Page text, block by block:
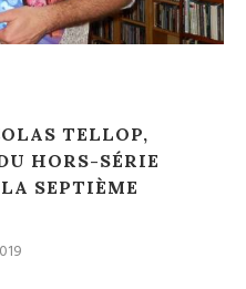
TELLOP,
HORS-SÉRIE
SEPTIÈME